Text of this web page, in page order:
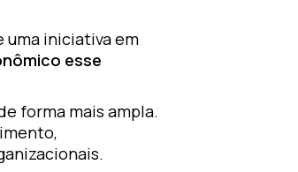
uma iniciativa em
esse
forma mais ampla.